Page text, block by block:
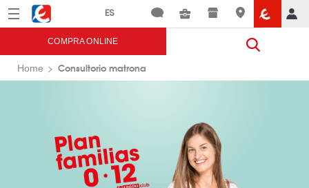
Menú Eroski
COMPRA ONLINE
Home Consultorio matrona